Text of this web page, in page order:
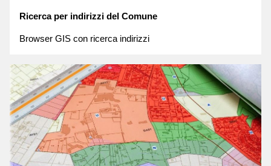
Ricerca per indirizzi del Comune
Browser GIS con ricerca indirizzi